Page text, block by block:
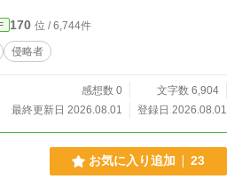
170 位 / 6,744件
侵略者
感想数 0
文字数 6,904
最終更新日 2026.08.01
登録日 2026.08.01
お気に入り追加 23